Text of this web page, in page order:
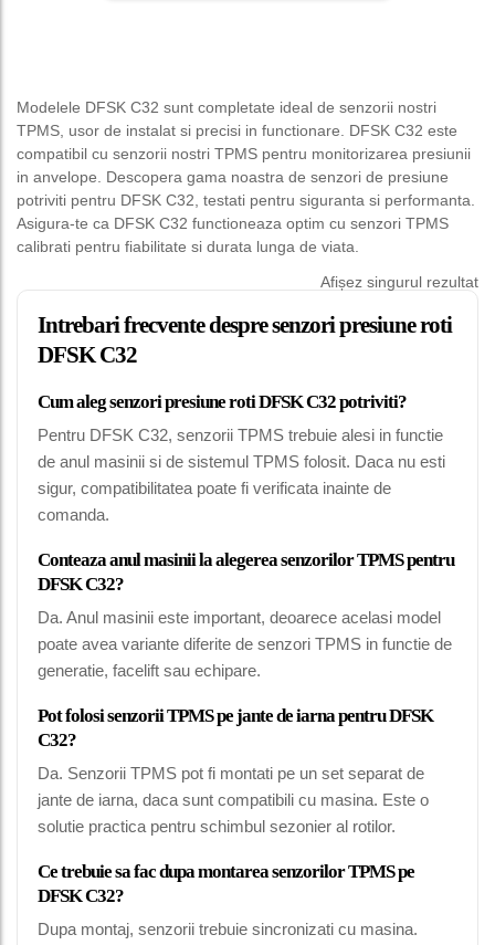
Modelele DFSK C32 sunt completate ideal de senzorii nostri
TPMS, usor de instalat si precisi in functionare. DFSK C32 este
compatibil cu senzorii nostri TPMS pentru monitorizarea presiunii
in anvelope. Descopera gama noastra de senzori de presiune
potriviti pentru DFSK C32, testati pentru siguranta si performanta.
Asigura-te ca DFSK C32 functioneaza optim cu senzori TPMS
calibrati pentru fiabilitate si durata lunga de viata.
Afișez singurul rezultat
Intrebari frecvente despre senzori presiune roti
DFSK C32
Cum aleg senzori presiune roti DFSK C32 potriviti?
Pentru DFSK C32, senzorii TPMS trebuie alesi in functie
de anul masinii si de sistemul TPMS folosit. Daca nu esti
sigur, compatibilitatea poate fi verificata inainte de
comanda.
Conteaza anul masinii la alegerea senzorilor TPMS pentru
DFSK C32?
Da. Anul masinii este important, deoarece acelasi model
poate avea variante diferite de senzori TPMS in functie de
generatie, facelift sau echipare.
Pot folosi senzorii TPMS pe jante de iarna pentru DFSK
C32?
Da. Senzorii TPMS pot fi montati pe un set separat de
jante de iarna, daca sunt compatibili cu masina. Este o
solutie practica pentru schimbul sezonier al rotilor.
Ce trebuie sa fac dupa montarea senzorilor TPMS pe
DFSK C32?
Dupa montaj, senzorii trebuie sincronizati cu masina.